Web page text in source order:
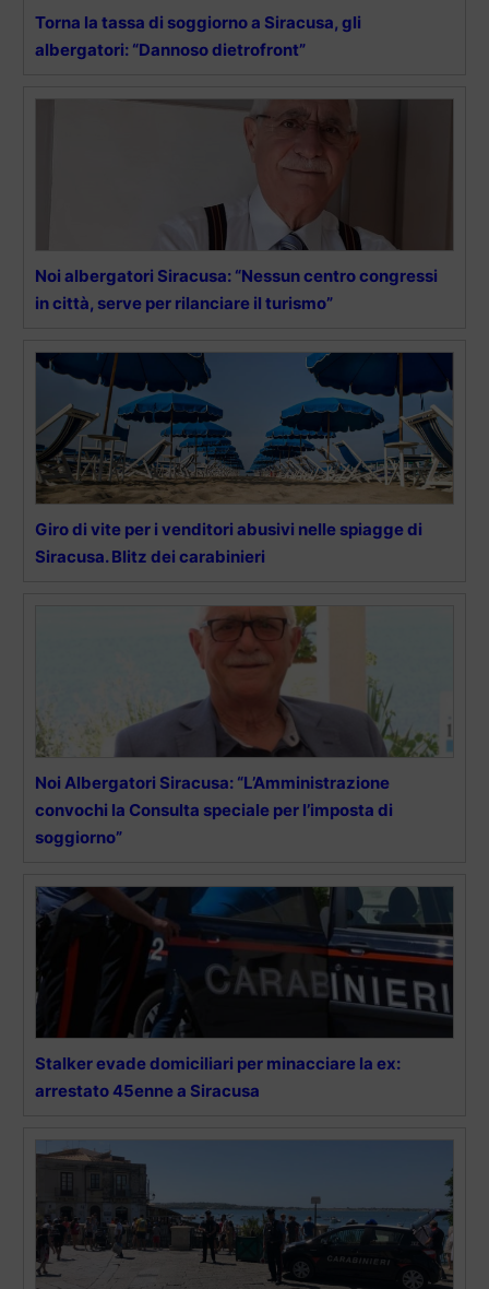
Torna la tassa di soggiorno a Siracusa, gli
albergatori: “Dannoso dietrofront”
Noi albergatori Siracusa: “Nessun centro congressi
in città, serve per rilanciare il turismo”
Giro di vite per i venditori abusivi nelle spiagge di
Siracusa. Blitz dei carabinieri
Noi Albergatori Siracusa: “L’Amministrazione
convochi la Consulta speciale per l’imposta di
soggiorno”
Stalker evade domiciliari per minacciare la ex:
arrestato 45enne a Siracusa